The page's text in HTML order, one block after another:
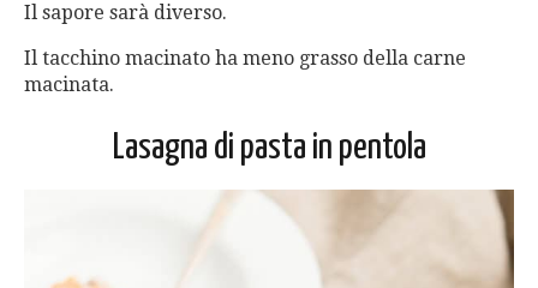
Il sapore sarà diverso.
Il tacchino macinato ha meno grasso della carne
macinata.
Lasagna di pasta in pentola